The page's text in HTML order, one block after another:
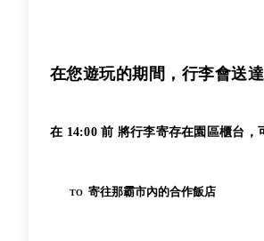
在您遊玩的期間，行李會送達
在 14:00 前 將行李寄存在園區櫃台
TO 寄往那霸市內的合作飯店